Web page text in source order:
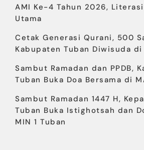
AMI Ke-4 Tahun 2026,
Utama
Cetak Generasi Qurani, 500
Kabupaten Tuban Diwisuda di
Sambut Ramadan dan PPDB,
Tuban Buka Doa Bersama di
Sambut Ramadan 1447 H,
Tuban Buka Istighotsah dan
MIN 1 Tuban